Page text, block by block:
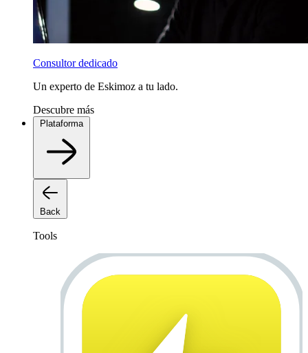
Consultor dedicado
Un experto de Eskimoz a tu lado.
Descubre más
Plataforma
Back
Tools